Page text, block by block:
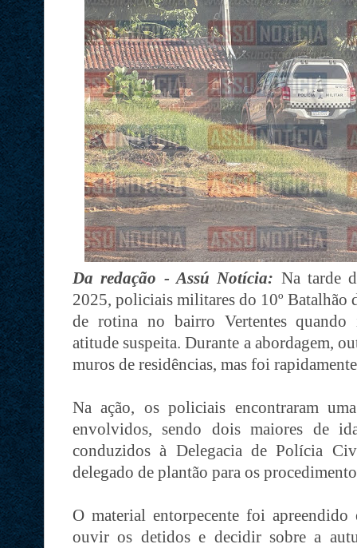
Da redação - Assú Notícia: Na tarde
2025, policiais militares do 10º Batalhão
de rotina no bairro Vertentes
atitude suspeita. Durante a abordagem,
muros de residências, mas foi
Na ação, os policiais encontraram
envolvidos, sendo dois maiores de
conduzidos à Delegacia de Polícia
delegado de plantão para os
O material entorpecente foi
ouvir os detidos e decidir sobre a